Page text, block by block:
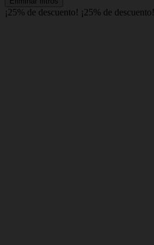
¡25% de descuento! ¡25% de descuento!